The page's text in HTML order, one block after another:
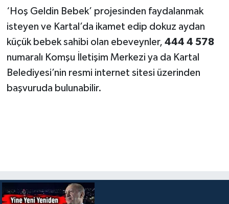
‘Hoş Geldin Bebek’ projesinden faydalanmak
isteyen ve Kartal’da ikamet edip dokuz aydan
küçük bebek sahibi olan ebeveynler, 444 4 578
numaralı Komşu İletişim Merkezi ya da Kartal
Belediyesi’nin resmi internet sitesi üzerinden
başvuruda bulunabilir.